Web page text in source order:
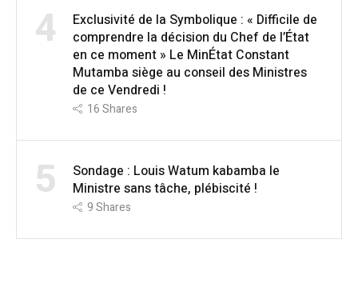
4
Exclusivité de la Symbolique : « Difficile de
comprendre la décision du Chef de l’État
en ce moment » Le MinÉtat Constant
Mutamba siège au conseil des Ministres
de ce Vendredi !
16Shares
5
Sondage : Louis Watum kabamba le
Ministre sans tâche, plébiscité !
9Shares